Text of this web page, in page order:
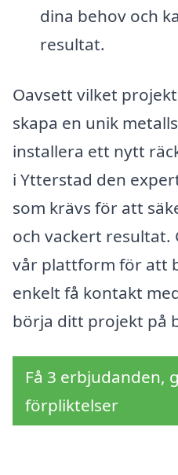
dina behov och
resultat.
Oavsett vilket
skapa en unik
installera ett nytt
i Ytterstad den
som krävs för att
och vackert resultat.
vår plattform för att
enkelt få kontakt
börja ditt projekt på
Få 3 erbjudanden,
förpliktelser